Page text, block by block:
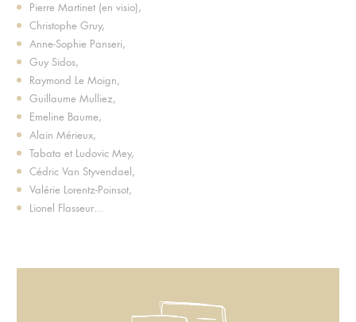
Pierre Martinet (en visio),
Christophe Gruy,
Anne-Sophie Panseri,
Guy Sidos,
Raymond Le Moign,
Guillaume Mulliez,
Emeline Baume,
Alain Mérieux,
Tabata et Ludovic Mey,
Cédric Van Styvendael,
Valérie Lorentz-Poinsot,
Lionel Flasseur…